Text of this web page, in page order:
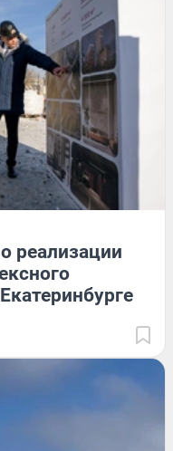
реализации